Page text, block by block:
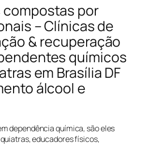
compostas por
– Clínicas de
& recuperação
químicos
em Brasília DF
álcool e
dependência química, são eles
educadores físicos,